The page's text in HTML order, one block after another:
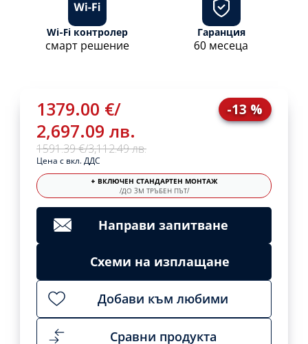
1379.00 €/
2,697.09 лв.
1591.39 €/3,112.49 лв.
-13 %
Цена с вкл. ДДС
+ ВКЛЮЧЕН СТАНДАРТЕН МОНТАЖ
/ДО 3М ТРЪБЕН ПЪТ/
Направи запитване
Схеми на изплащане
Добави към любими
Сравни продукта
Wi-Fi контролер
смарт решение
Гаранция
60 месеца